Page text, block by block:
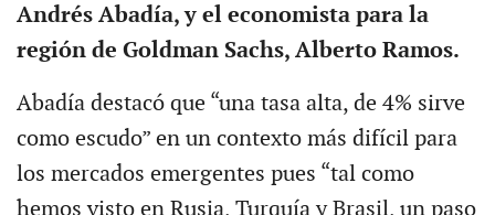
Andrés Abadía, y el economista para la
región de Goldman Sachs, Alberto Ramos.
Abadía destacó que “una tasa alta, de 4% sirve
como escudo” en un contexto más difícil para
los mercados emergentes pues “tal como
hemos visto en Rusia, Turquía y Brasil, un paso